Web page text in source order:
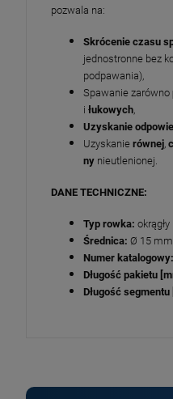
pozwala na:
Skrócenie czasu
jednostronne bez
podpawania),
Spawanie zarówno
i łukowych
Uzyskanie
Uzyskanie równej
ny nieutlenionej.
DANE TECHNICZNE:
Typ rowka: okrągły
Średnica: Ø 15 mm
Numer katalogowy:
Długość pakietu
Długość